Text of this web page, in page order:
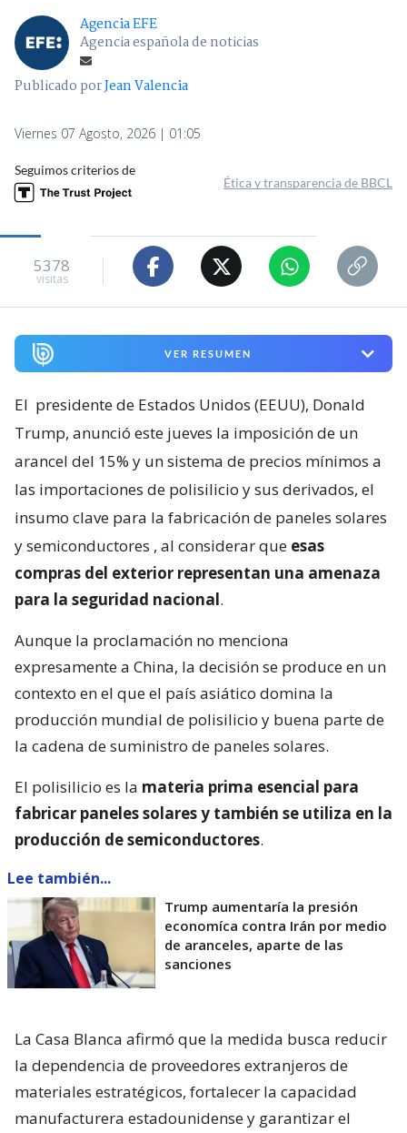
Agencia EFE
Agencia española de noticias
Publicado porJean Valencia
Viernes 07 Agosto, 2026 | 01:05
Seguimos criterios de
Ética y transparencia de BBCL
5378
visitas
VER RESUMEN
El presidente de Estados Unidos (EEUU), Donald
Trump, anunció este jueves la imposición de un
arancel del 15% y un sistema de precios mínimos a
las importaciones de polisilicio y sus derivados, el
insumo clave para la fabricación de paneles solares
y semiconductores , al considerar que esas
compras del exterior representan una amenaza
para la seguridad nacional.
Aunque la proclamación no menciona
expresamente a China, la decisión se produce en un
contexto en el que el país asiático domina la
producción mundial de polisilicio y buena parte de
la cadena de suministro de paneles solares.
El polisilicio es la materia prima esencial para
fabricar paneles solares y también se utiliza en la
producción de semiconductores.
Lee también...
Trump aumentaría la presión
economíca contra Irán por medio
de aranceles, aparte de las
sanciones
La Casa Blanca afirmó que la medida busca reducir
la dependencia de proveedores extranjeros de
materiales estratégicos, fortalecer la capacidad
manufacturera estadounidense y garantizar el